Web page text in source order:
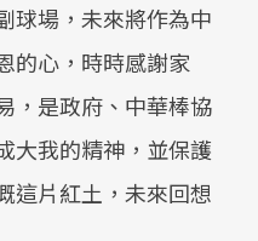
球場，未來將作為中
的心，時時感謝家
，是政府、中華棒協
大我的精神，並保護
這片紅土，未來回想